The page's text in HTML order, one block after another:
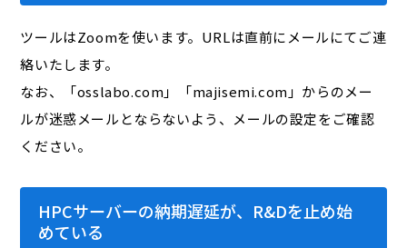
ツールはZoomを使います。URLは直前にメールにてご連
絡いたします。
なお、「osslabo.com」「majisemi.com」からのメー
ルが迷惑メールとならないよう、メールの設定をご確認
ください。
HPCサーバーの納期遅延が、R&Dを止め始
めている